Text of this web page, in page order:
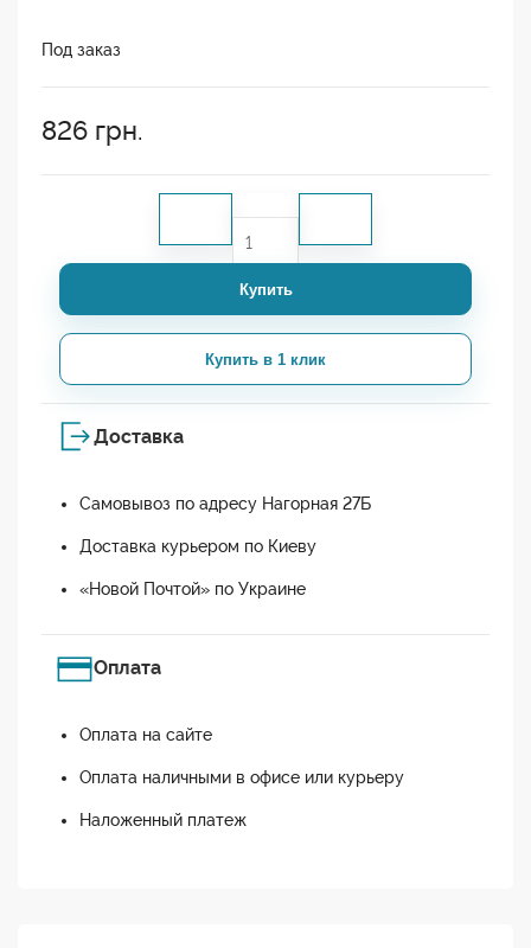
Под заказ
826 грн.
Купить
Купить в 1 клик
Доставка
Самовывоз по адресу Нагорная 27Б
Доставка курьером по Киеву
«Новой Почтой» по Украине
Оплата
Оплата на сайте
Оплата наличными в офисе или курьеру
Наложенный платеж